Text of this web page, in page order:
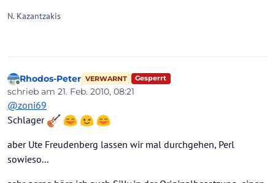
N. Kazantzakis
Offline
Rhodos-Peter VERWARNT Gesperrt
schrieb am 21. Feb. 2010, 08:21
zuletzt editiert von
@zoni69
Schlager
aber Ute Freudenberg lassen wir mal durchgehen, Perl
sowieso...